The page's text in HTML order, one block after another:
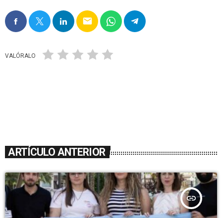
email
VALÓRALO
ARTÍCULO ANTERIOR
insert_link